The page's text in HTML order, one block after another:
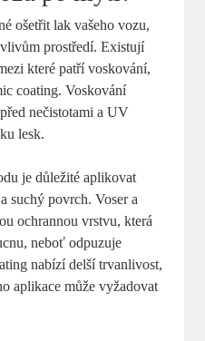
ošetřit lak vašeho vozu,
prostředí. Existují
které patří voskování,
coating. Voskování
nečistotami a UV
lesk.
je důležité aplikovat
suchý povrch. Voser a
ochrannou vrstvu, která
neboť odpuzuje
nabízí delší trvanlivost,
aplikace může vyžadovat